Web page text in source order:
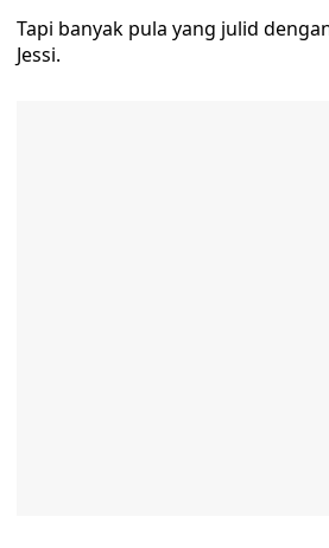
Tapi banyak pula yang julid
Jessi.